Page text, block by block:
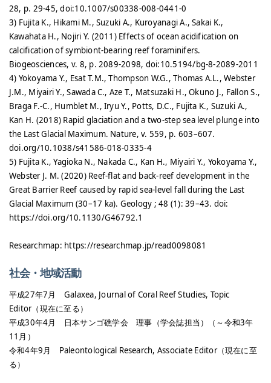
28, p. 29-45, doi:10.1007/s00338-008-0441-0
3) Fujita K., Hikami M., Suzuki A., Kuroyanagi A., Sakai K.,
Kawahata H., Nojiri Y. (2011) Effects of ocean acidification on
calcification of symbiont-bearing reef foraminifers.
Biogeosciences, v. 8, p. 2089-2098, doi:10.5194/bg-8-2089-2011
4) Yokoyama Y., Esat T.M., Thompson W.G., Thomas A.L., Webster
J.M., Miyairi Y., Sawada C., Aze T., Matsuzaki H., Okuno J., Fallon S.,
Braga F.-C., Humblet M., Iryu Y., Potts, D.C., Fujita K., Suzuki A.,
Kan H. (2018) Rapid glaciation and a two-step sea level plunge into
the Last Glacial Maximum. Nature, v. 559, p. 603–607.
doi.org/10.1038/s41586-018-0335-4
5) Fujita K., Yagioka N., Nakada C., Kan H., Miyairi Y., Yokoyama Y.,
Webster J. M. (2020) Reef-flat and back-reef development in the
Great Barrier Reef caused by rapid sea-level fall during the Last
Glacial Maximum (30–17 ka). Geology ; 48 (1): 39–43. doi:
https://doi.org/10.1130/G46792.1
Researchmap: https://researchmap.jp/read0098081
社会・地域活動
平成27年7月 Galaxea, Journal of Coral Reef Studies, Topic
Editor（現在に至る）
平成30年4月 日本サンゴ礁学会 理事（学会誌担当）（～令和3年
11月）
令和4年9月 Paleontological Research, Associate Editor（現在に至
る）